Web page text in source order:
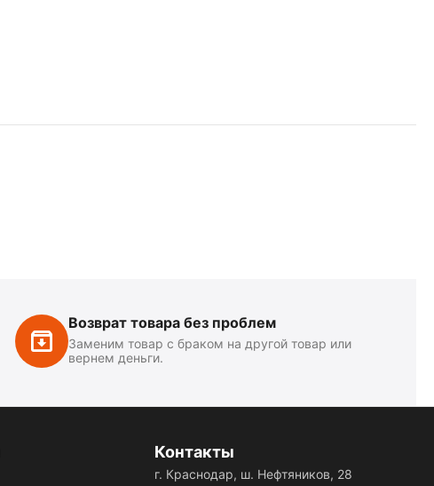
Возврат товара без проблем
Заменим товар с браком на другой товар или
вернем деньги.
Контакты
г. Краснодар, ш. Нефтяников, 28